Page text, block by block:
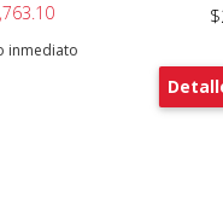
inmediato